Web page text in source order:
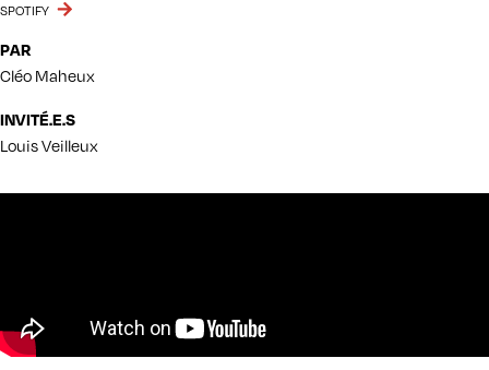
SPOTIFY
PAR
Cléo Maheux
INVITÉ.E.S
Louis Veilleux